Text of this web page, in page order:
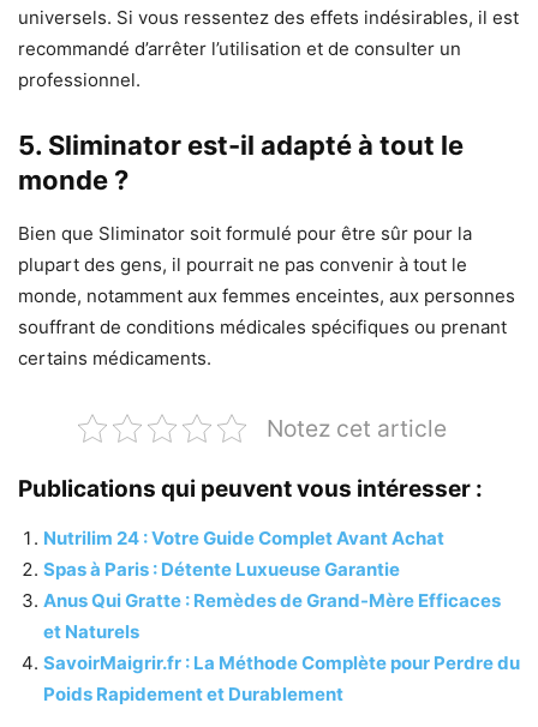
universels. Si vous ressentez des effets indésirables, il est
recommandé d’arrêter l’utilisation et de consulter un
professionnel.
5. Sliminator est-il adapté à tout le
monde ?
Bien que Sliminator soit formulé pour être sûr pour la
plupart des gens, il pourrait ne pas convenir à tout le
monde, notamment aux femmes enceintes, aux personnes
souffrant de conditions médicales spécifiques ou prenant
certains médicaments.
Notez cet article
Publications qui peuvent vous intéresser :
Nutrilim 24 : Votre Guide Complet Avant Achat
Spas à Paris : Détente Luxueuse Garantie
Anus Qui Gratte : Remèdes de Grand-Mère Efficaces
et Naturels
SavoirMaigrir.fr : La Méthode Complète pour Perdre du
Poids Rapidement et Durablement